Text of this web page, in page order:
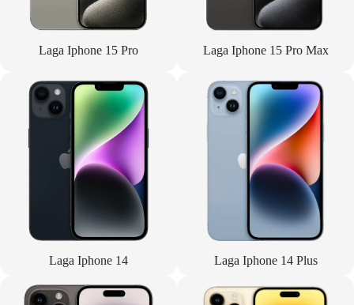
Laga Iphone 15 Pro Laga Iphone 15 Pro Max
Laga Iphone 14 Laga Iphone 14 Plus